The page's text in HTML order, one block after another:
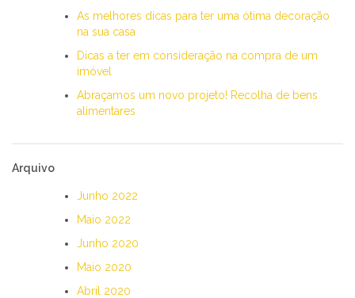
As melhores dicas para ter uma ótima decoração
na sua casa
Dicas a ter em consideração na compra de um
imóvel
Abraçamos um novo projeto! Recolha de bens
alimentares
Arquivo
Junho 2022
Maio 2022
Junho 2020
Maio 2020
Abril 2020